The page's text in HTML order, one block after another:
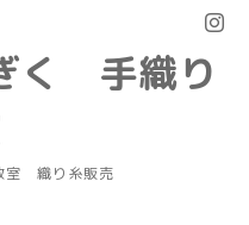
く 手織り
室 織り糸販売